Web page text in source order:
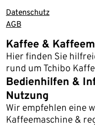
Datenschutz
AGB
Kaffee &
Hier finden Sie
rund um Tchibo
Bedienhilfen &
Nutzung
Wir empfehlen eine
Kaffeemaschine &